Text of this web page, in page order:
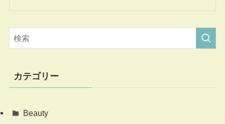
カテゴリー
Beauty